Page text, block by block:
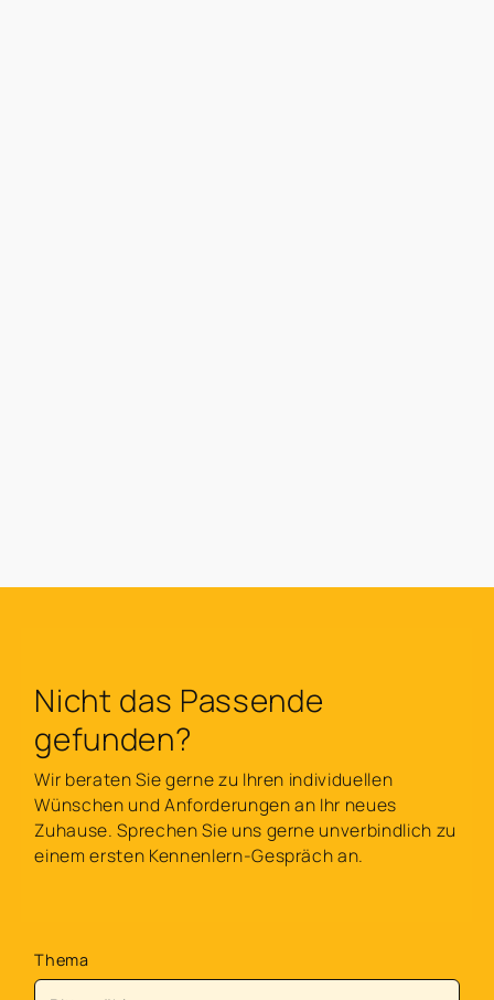
Nicht das Passende
gefunden?
Wir beraten Sie gerne zu Ihren individuellen
Wünschen und Anforderungen an Ihr neues
Zuhause. Sprechen Sie uns gerne unverbindlich zu
einem ersten Kennenlern-Gespräch an.
Thema